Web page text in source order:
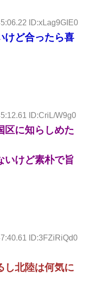
ID:xLag9GIE0
けど合ったら喜
ID:CriL/W9g0
区に知らしめた
いけど素朴で旨
ID:3FZiRiQd0
し北陸は何気に